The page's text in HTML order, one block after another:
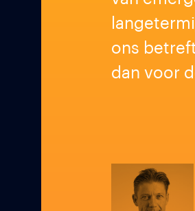
ons
dan voor